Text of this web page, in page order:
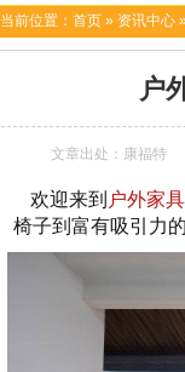
当前位置： 首页 » 资讯中心
户
文章出处：康福特
欢迎来到 户外家具
椅子到富有吸引力